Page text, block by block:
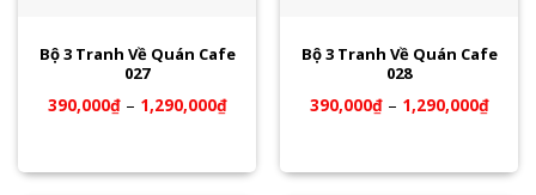
Bộ 3 Tranh Về Quán Cafe
027
390,000₫– 1,290,000₫
Bộ 3 Tranh Về Quán Cafe
028
390,000₫– 1,290,000₫